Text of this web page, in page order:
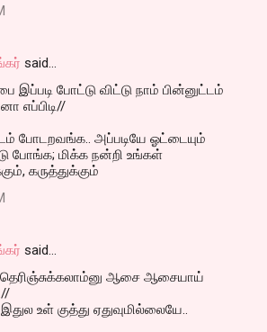
said…
இப்படி போட்டு விட்டு நாம் பின்னுட்டம்
எப்பிடி//
போடறவங்க.. அப்படியே ஓட்டையும்
போங்க; மிக்க நன்றி உங்கள்
கருத்துக்கும்
said…
தெரிஞ்சுக்கலாம்னு ஆசை ஆசையாய்
உள் குத்து ஏதுவுமில்லையே..